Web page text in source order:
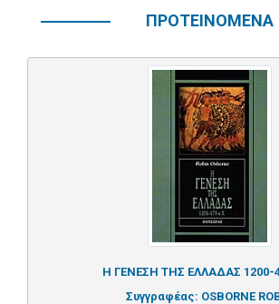
ΠΡΟΤΕΙΝΟΜΕΝΑ
Η ΓΕΝΕΣΗ ΤΗΣ ΕΛΛΑΔΑΣ 1200-
Συγγραφέας: OSBORNE